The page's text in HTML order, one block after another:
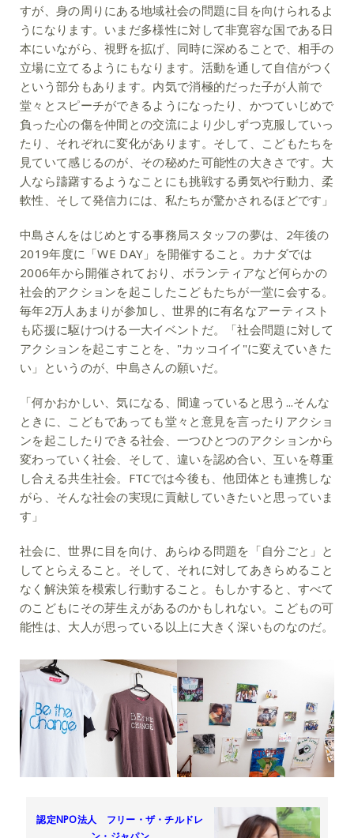
すが、身の周りにある地域社会の問題に目を向けられるよ
うになります。いまだ多様性に対して非寛容な国である日
本にいながら、視野を拡げ、同時に深めることで、相手の
立場に立てるようにもなります。活動を通して自信がつく
という部分もあります。内気で消極的だった子が人前で
堂々とスピーチができるようになったり、かつていじめで
負った心の傷を仲間との交流により少しずつ克服していっ
たり、それぞれに変化があります。そして、こどもたちを
見ていて感じるのが、その秘めた可能性の大きさです。大
人なら躊躇するようなことにも挑戦する勇気や行動力、柔
軟性、そして発信力には、私たちが驚かされるほどです」
中島さんをはじめとする事務局スタッフの夢は、2年後の
2019年度に「WE DAY」を開催すること。カナダでは
2006年から開催されており、ボランティアなど何らかの
社会的アクションを起こしたこどもたちが一堂に会する。
毎年2万人あまりが参加し、世界的に有名なアーティスト
も応援に駆けつける一大イベントだ。「社会問題に対して
アクションを起こすことを、"カッコイイ"に変えていきた
い」というのが、中島さんの願いだ。
「何かおかしい、気になる、間違っていると思う...そんな
ときに、こどもであっても堂々と意見を言ったりアクショ
ンを起こしたりできる社会、一つひとつのアクションから
変わっていく社会、そして、違いを認め合い、互いを尊重
し合える共生社会。FTCでは今後も、他団体とも連携しな
がら、そんな社会の実現に貢献していきたいと思っていま
す」
社会に、世界に目を向け、あらゆる問題を「自分ごと」と
してとらえること。そして、それに対してあきらめること
なく解決策を模索し行動すること。もしかすると、すべて
のこどもにその芽生えがあるのかもしれない。こどもの可
能性は、大人が思っている以上に大きく深いものなのだ。
認定NPO法人 フリー・ザ・チルドレ